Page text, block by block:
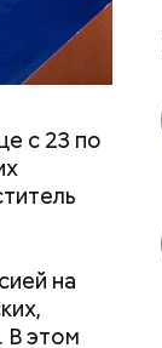
с 23 по
на
В этом